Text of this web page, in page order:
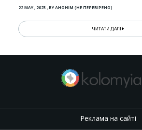
22 MAY , 2023 ,BYАНОНІМ (НЕ ПЕРЕВІРЕНО)
ЧИТАТИ ДАЛІ
Реклама на сайті